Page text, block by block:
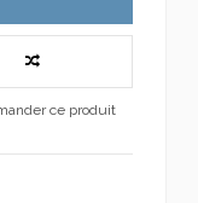
ce produit